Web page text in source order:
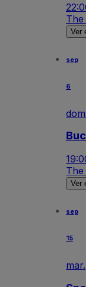
Ver
sep
6
Ver
sep
15
mar.